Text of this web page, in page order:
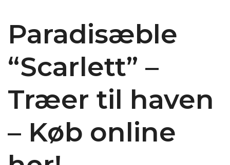
Paradisæble
“Scarlett” –
Træer til haven
– Køb online